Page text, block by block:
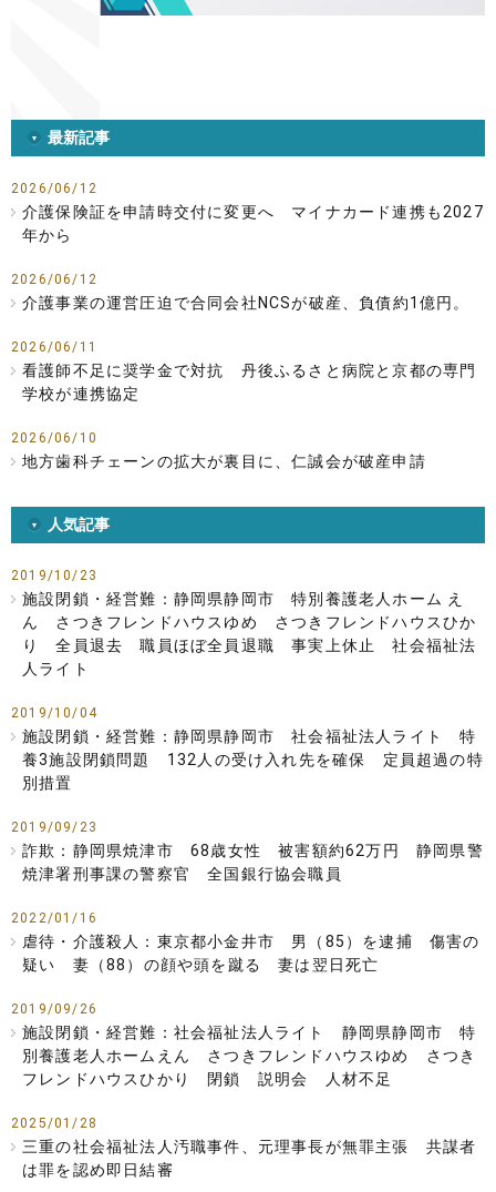
最新記事
2026/06/12
介護保険証を申請時交付に変更へ マイナカード連携も2027
年から
2026/06/12
介護事業の運営圧迫で合同会社NCSが破産、負債約1億円。
2026/06/11
看護師不足に奨学金で対抗 丹後ふるさと病院と京都の専門
学校が連携協定
2026/06/10
地方歯科チェーンの拡大が裏目に、仁誠会が破産申請
人気記事
2019/10/23
施設閉鎖・経営難：静岡県静岡市 特別養護老人ホーム え
ん さつきフレンドハウスゆめ さつきフレンドハウスひか
り 全員退去 職員ほぼ全員退職 事実上休止 社会福祉法
人ライト
2019/10/04
施設閉鎖・経営難：静岡県静岡市 社会福祉法人ライト 特
養3施設閉鎖問題 132人の受け入れ先を確保 定員超過の特
別措置
2019/09/23
詐欺：静岡県焼津市 68歳女性 被害額約62万円 静岡県警
焼津署刑事課の警察官 全国銀行協会職員
2022/01/16
虐待・介護殺人：東京都小金井市 男（85）を逮捕 傷害の
疑い 妻（88）の顔や頭を蹴る 妻は翌日死亡
2019/09/26
施設閉鎖・経営難：社会福祉法人ライト 静岡県静岡市 特
別養護老人ホームえん さつきフレンドハウスゆめ さつき
フレンドハウスひかり 閉鎖 説明会 人材不足
2025/01/28
三重の社会福祉法人汚職事件、元理事長が無罪主張 共謀者
は罪を認め即日結審